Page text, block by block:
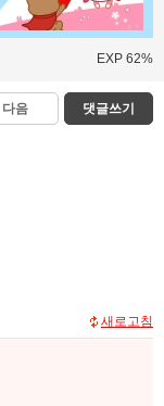
EXP 62%
다음 댓글쓰기
새로고침